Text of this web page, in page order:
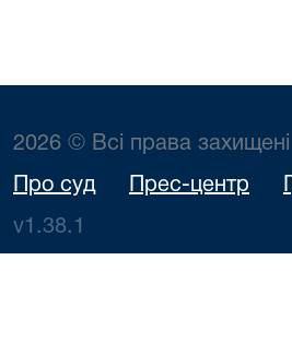
2026 © Всі права захищені
Про суд Прес-центр
v1.38.1